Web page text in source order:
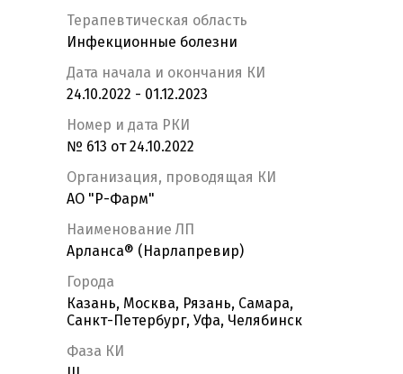
Терапевтическая область
Инфекционные болезни
Дата начала и окончания КИ
24.10.2022 - 01.12.2023
Номер и дата РКИ
№ 613 от 24.10.2022
Организация, проводящая КИ
АО "Р-Фарм"
Наименование ЛП
Арланса® (Нарлапревир)
Города
Казань, Москва, Рязань, Самара,
Санкт-Петербург, Уфа, Челябинск
Фаза КИ